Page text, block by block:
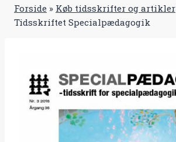
Forside » Køb tidsskrifter og artikler
Tidsskriftet Specialpædagogik